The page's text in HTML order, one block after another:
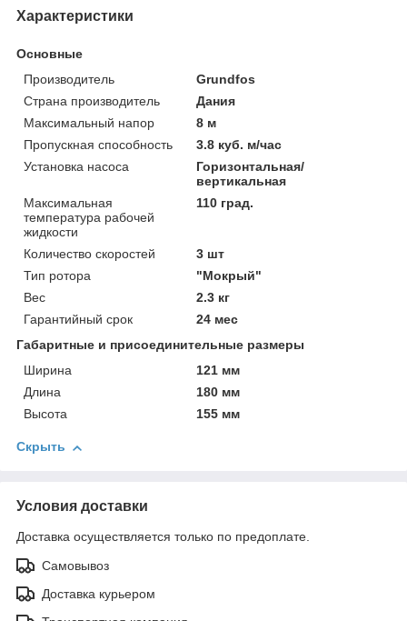
Характеристики
Основные
Производитель
Grundfos
Страна производитель
Дания
Максимальный напор
8 м
Пропускная способность
3.8 куб. м/час
Установка насоса
Горизонтальная/
вертикальная
Максимальная
температура рабочей
жидкости
110 град.
Количество скоростей
3 шт
Тип ротора
"Мокрый"
Вес
2.3 кг
Гарантийный срок
24 мес
Габаритные и присоединительные размеры
Ширина
121 мм
Длина
180 мм
Высота
155 мм
Скрыть
Условия доставки
Доставка осуществляется только по предоплате.
Самовывоз
Доставка курьером